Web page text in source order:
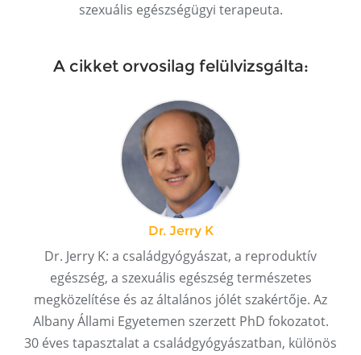
szexuális egészségügyi terapeuta.
A cikket orvosilag felülvizsgálta:
Dr. Jerry K
Dr. Jerry K: a családgyógyászat, a reproduktív
egészség, a szexuális egészség természetes
megközelítése és az általános jólét szakértője. Az
Albany Állami Egyetemen szerzett PhD fokozatot.
30 éves tapasztalat a családgyógyászatban, különös